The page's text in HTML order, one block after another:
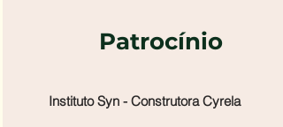
Patrocínio
Instituto Syn - Construtora Cyrela